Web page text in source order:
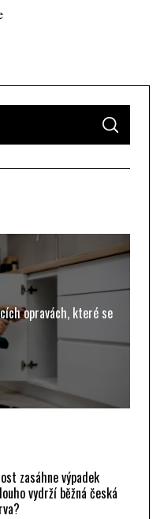
S
A
C
opravách, které se
zasáhne výpadek
vydrží běžná česká